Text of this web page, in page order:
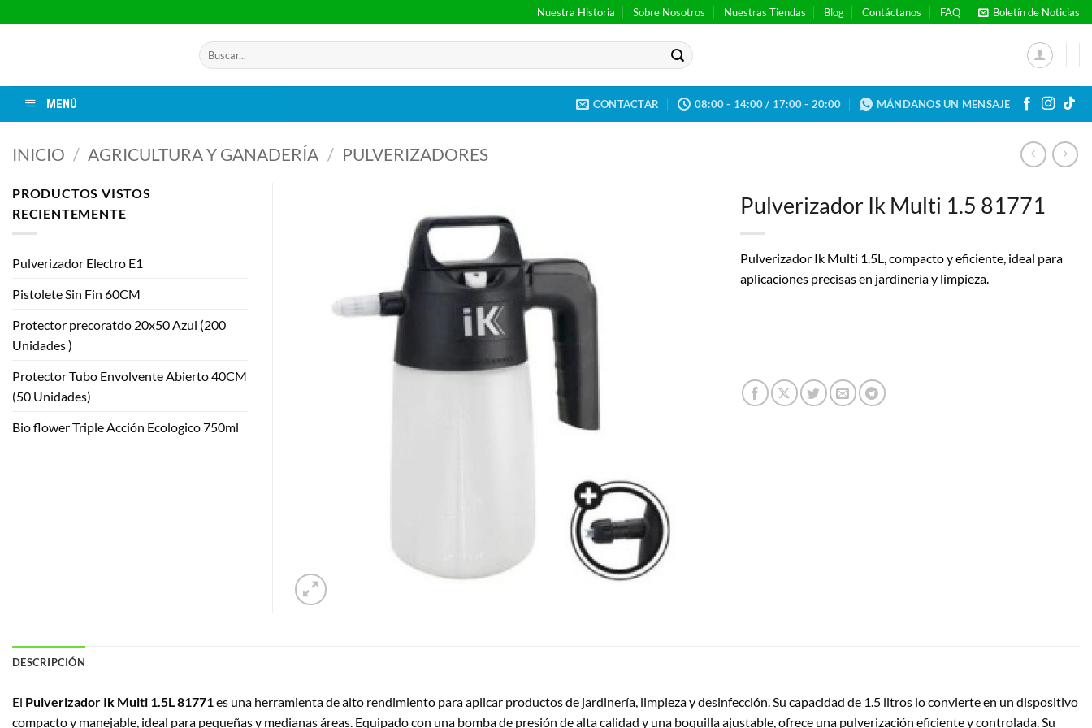
al
Nuestra Historia Sobre Nosotros Nuestras Tiendas Blog Contáctanos FAQ Boletín de Noticias
Buscar
por:
MENÚ CONTACTAR 08:00 - 14:00 / 17:00 - 20:00 MÁNDANOS UN MENSAJE
INICIO / AGRICULTURA Y GANADERÍA / PULVERIZADORES
Pulverizador Ik Multi 1.5 81771
Pulverizador Ik Multi 1.5L, compacto y eficiente, ideal para
aplicaciones precisas en jardinería y limpieza.
PRODUCTOS VISTOS
RECIENTEMENTE
Pulverizador Electro E1
Pistolete Sin Fin 60CM
Protector precoratdo 20x50 Azul (200
Unidades )
Protector Tubo Envolvente Abierto 40CM
(50 Unidades)
Bio flower Triple Acción Ecologico 750ml
DESCRIPCIÓN
El Pulverizador Ik Multi 1.5L 81771es una herramienta de alto rendimiento para aplicar productos de jardinería, limpieza y desinfección. Su capacidad de 1.5 litros lo convierte en un dispositivo
compacto y manejable, ideal para pequeñas y medianas áreas. Equipado con una bomba de presión de alta calidad y una boquilla ajustable, ofrece una pulverización eficiente y controlada. Su